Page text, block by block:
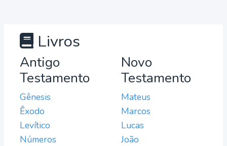
Livros
Antigo
Testamento
Gênesis
Êxodo
Levítico
Números
Novo
Testamento
Mateus
Marcos
Lucas
João